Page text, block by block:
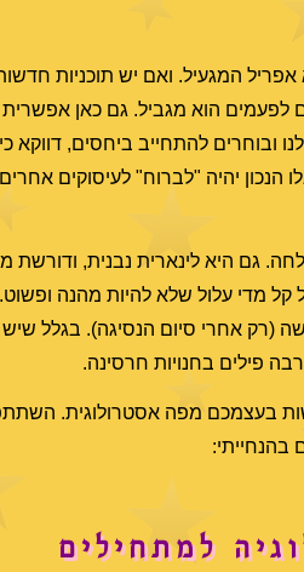
המגעיל. ואם יש תוכניות
לפעמים הוא מגביל. גם כאן
ובוחרים להתחייב ביחסים, דווקא
יהיה "לברוח" לעיסוקים
גם היא לינארית נבנית, ודורשת
קל מדי עלול שלא להיות מהנה
(רק אחרי סיום הנסיגה). בגלל
פילים בחנויות חרסינה.
מפה אסטרולוגית. השתתפו
למתחילים